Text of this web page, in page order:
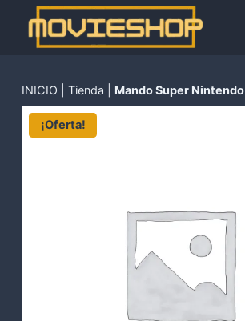
Saltar
contenido
INICIO Tienda Mando Super Nintendo
¡Oferta!